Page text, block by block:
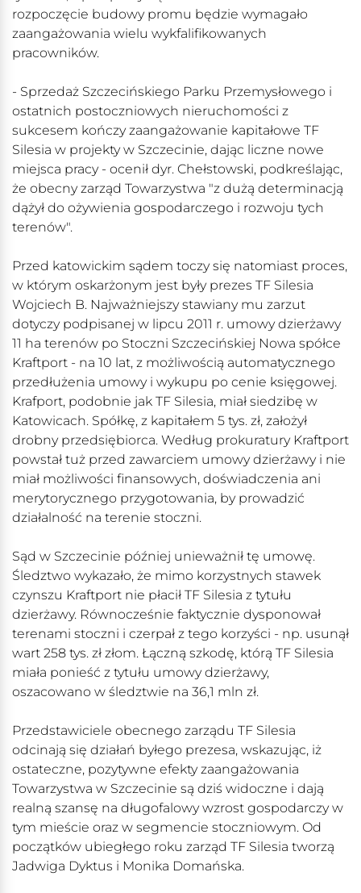
rozpoczęcie budowy promu będzie wymagało
zaangażowania wielu wykfalifikowanych
pracowników.
- Sprzedaż Szczecińskiego Parku Przemysłowego i
ostatnich postoczniowych nieruchomości z
sukcesem kończy zaangażowanie kapitałowe TF
Silesia w projekty w Szczecinie, dając liczne nowe
miejsca pracy - ocenił dyr. Chełstowski, podkreślając,
że obecny zarząd Towarzystwa "z dużą determinacją
dążył do ożywienia gospodarczego i rozwoju tych
terenów".
Przed katowickim sądem toczy się natomiast proces,
w którym oskarżonym jest były prezes TF Silesia
Wojciech B. Najważniejszy stawiany mu zarzut
dotyczy podpisanej w lipcu 2011 r. umowy dzierżawy
11 ha terenów po Stoczni Szczecińskiej Nowa spółce
Kraftport - na 10 lat, z możliwością automatycznego
przedłużenia umowy i wykupu po cenie księgowej.
Krafport, podobnie jak TF Silesia, miał siedzibę w
Katowicach. Spółkę, z kapitałem 5 tys. zł, założył
drobny przedsiębiorca. Według prokuratury Kraftport
powstał tuż przed zawarciem umowy dzierżawy i nie
miał możliwości finansowych, doświadczenia ani
merytorycznego przygotowania, by prowadzić
działalność na terenie stoczni.
Sąd w Szczecinie później unieważnił tę umowę.
Śledztwo wykazało, że mimo korzystnych stawek
czynszu Kraftport nie płacił TF Silesia z tytułu
dzierżawy. Równocześnie faktycznie dysponował
terenami stoczni i czerpał z tego korzyści - np. usunął
wart 258 tys. zł złom. Łączną szkodę, którą TF Silesia
miała ponieść z tytułu umowy dzierżawy,
oszacowano w śledztwie na 36,1 mln zł.
Przedstawiciele obecnego zarządu TF Silesia
odcinają się działań byłego prezesa, wskazując, iż
ostateczne, pozytywne efekty zaangażowania
Towarzystwa w Szczecinie są dziś widoczne i dają
realną szansę na długofalowy wzrost gospodarczy w
tym mieście oraz w segmencie stoczniowym. Od
początków ubiegłego roku zarząd TF Silesia tworzą
Jadwiga Dyktus i Monika Domańska.